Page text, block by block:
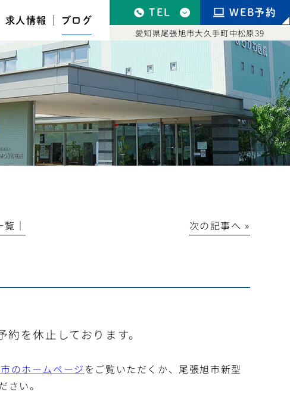
求人情報 ブログ
TEL WEB予約
愛知県尾張旭市大久手町中松原39
覧│ 次の記事へ »
を休止しております。
のホームページ をご覧いただくか、尾張旭市新型
い。